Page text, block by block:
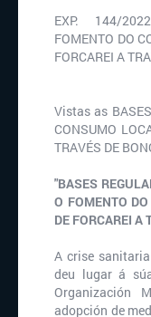
EXP. 144/
FOMENTO DO
FORCAREI A
Vistas as
CONSUMO
TRAVÉS DE
"BASES
O FOMENTO
DE FORCAREI A
A crise
deu lugar á
Organización
adopción de